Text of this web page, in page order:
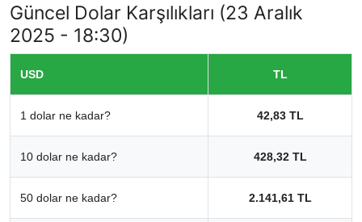
Güncel Dolar Karşılıkları (23 Aralık
2025 - 18:30)
USD TL
1 dolar ne kadar? 42,83 TL
10 dolar ne kadar? 428,32 TL
50 dolar ne kadar? 2.141,61 TL